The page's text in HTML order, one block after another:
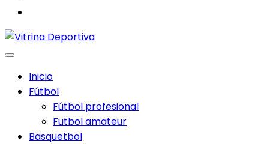
Inicio
Fútbol
Fútbol profesional
Futbol amateur
Basquetbol